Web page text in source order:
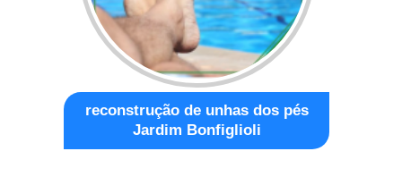
reconstrução de unhas dos pés
Jardim Bonfiglioli